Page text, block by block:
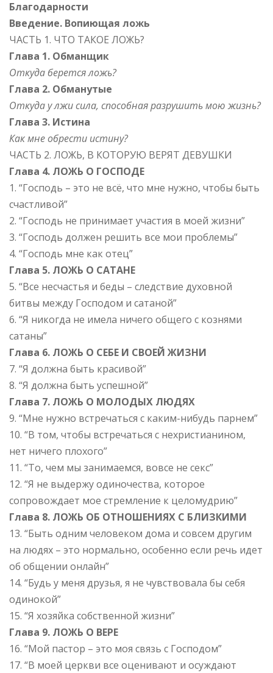
Благодарности
Введение. Вопиющая ложь
ЧАСТЬ 1. ЧТО ТАКОЕ ЛОЖЬ?
Глава 1. Обманщик
Откуда берется ложь?
Глава 2. Обманутые
Откуда у лжи сила, способная разрушить мою жизнь?
Глава 3. Истина
Как мне обрести истину?
ЧАСТЬ 2. ЛОЖЬ, В КОТОРУЮ ВЕРЯТ ДЕВУШКИ
Глава 4. ЛОЖЬ О ГОСПОДЕ
1. “Господь – это не всё, что мне нужно, чтобы быть
счастливой”
2. “Господь не принимает участия в моей жизни”
3. “Господь должен решить все мои проблемы”
4. “Господь мне как отец”
Глава 5. ЛОЖЬ О САТАНЕ
5. “Все несчастья и беды – следствие духовной
битвы между Господом и сатаной”
6. “Я никогда не имела ничего общего с кознями
сатаны”
Глава 6. ЛОЖЬ О СЕБЕ И СВОЕЙ ЖИЗНИ
7. “Я должна быть красивой”
8. “Я должна быть успешной”
Глава 7. ЛОЖЬ О МОЛОДЫХ ЛЮДЯХ
9. “Мне нужно встречаться с каким-нибудь парнем”
10. “В том, чтобы встречаться с нехристианином,
нет ничего плохого”
11. “То, чем мы занимаемся, вовсе не секс”
12. “Я не выдержу одиночества, которое
сопровождает мое стремление к целомудрию”
Глава 8. ЛОЖЬ ОБ ОТНОШЕНИЯХ С БЛИЗКИМИ
13. “Быть одним человеком дома и совсем другим
на людях – это нормально, особенно если речь идет
об общении онлайн”
14. “Будь у меня друзья, я не чувствовала бы себя
одинокой”
15. “Я хозяйка собственной жизни”
Глава 9. ЛОЖЬ О ВЕРЕ
16. “Мой пастор – это моя связь с Господом”
17. “В моей церкви все оценивают и осуждают